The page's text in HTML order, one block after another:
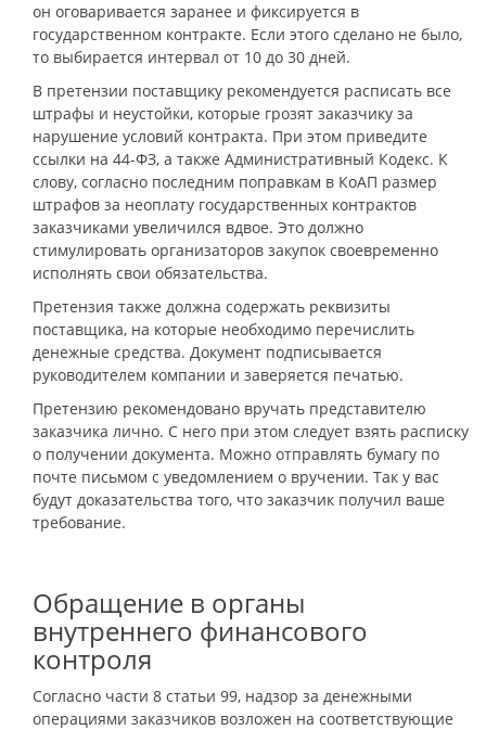
он оговаривается заранее и фиксируется в
государственном контракте. Если этого сделано не было,
то выбирается интервал от 10 до 30 дней.
В претензии поставщику рекомендуется расписать все
штрафы и неустойки, которые грозят заказчику за
нарушение условий контракта. При этом приведите
ссылки на 44-ФЗ, а также Административный Кодекс. К
слову, согласно последним поправкам в КоАП размер
штрафов за неоплату государственных контрактов
заказчиками увеличился вдвое. Это должно
стимулировать организаторов закупок своевременно
исполнять свои обязательства.
Претензия также должна содержать реквизиты
поставщика, на которые необходимо перечислить
денежные средства. Документ подписывается
руководителем компании и заверяется печатью.
Претензию рекомендовано вручать представителю
заказчика лично. С него при этом следует взять расписку
о получении документа. Можно отправлять бумагу по
почте письмом с уведомлением о вручении. Так у вас
будут доказательства того, что заказчик получил ваше
требование.
Обращение в органы
внутреннего финансового
контроля
Согласно части 8 статьи 99, надзор за денежными
операциями заказчиков возложен на соответствующие